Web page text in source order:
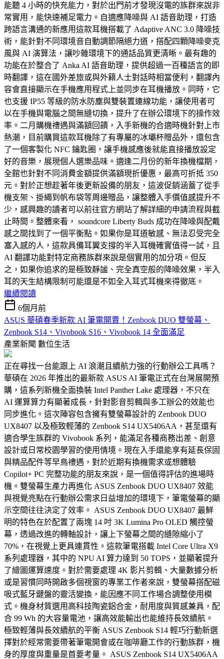
能聽 4 小時的快充能力，對於出門前才發現沒電的族群來說非
常實用，能快速補足電力。自適應降噪與 AI 語音助理，打造
跨語言溝通的新應用這款耳機搭載了 Adaptive ANC 3.0 降噪技
術，能針對不同環境音自動調節隔絕力道，搭配四顆降噪麥克
風與 AI 演算法，讓吵雜環境下的通話品質更清晰。最有趣的
功能在於整合了 Anka AI 語音助理，提供超過一百種語言的即
時翻譯，這在國外差旅或與外籍人士對話時相當便利，翻譯內
容會直接顯示在手機應用程式上並同步在耳機播放。同時，它
也支援 IP55 等級的防水防塵與雙裝置連線功能，讓使用者可
以在手機與電腦之間無縫切換，提升了在辦公環境下的操作效
率。二月購機禮遇與滿額回饋，入手新機的合適時機針對上市
熱潮，目前購買這款耳機除了有專屬的冰壩杯贈品外，還包含
了一個客製化 NFC 鑰匙圈，讓手機感應後就能直接播放設定
好的音樂，展現個人選樂品味。適逢二月份的新年換機檔期，
全館也針對不同消費金額提供滿額現折優惠，最高可折抵 350
元。對於正想趁著年後更新設備的朋友，這波促銷涵蓋了從手
機支架、掛繩到帆布袋等周邊贈品，讓整體入手價值感提升不
少，感興趣的讀者可以前往官方網站了解詳細的申請流程與截
止時間。整體來看， soundcore Liberty Buds 成功在降噪與配戴
感之間找到了一個平衡點。如果你是耳道敏感、無法忍受完全
塞入感的人，這款具備耳翼支撐的半入耳機確實值得一試，且
AI 翻譯功能對特定商務族群來說是個實用的加分項。但反
之，如果你追求的是極致靜謐、完全真空般的降噪效果，半入
耳的天生結構限制可能還是不如全入耳式耳機來得徹底。
繼續閱讀
6個月前
ASUS 華碩春季新款 AI 筆電開賣！Zenbook DUO 雙螢幕、
Zenbook S14、Vivobook S16、Vivobook 14 全面滿足
產業新聞 數位生活
正在尋找一台能跟上 AI 浪潮且續航力強的行動辦公工具嗎？
華碩在 2026 年推出的最新款 ASUS AI 筆電正式在台灣展開預
購，這系列新機全面換裝 Intel Panther Lake 處理器，不只在
AI 運算算力有顯著成長，針對影音剪輯與多工辦公的效能也
同步進化。這次陣容包含擁有雙螢幕設計的 Zenbook DUO
UX8407 以及極致輕薄的 Zenbook S14 UX5406AA，甚至還有
適合學生族群的 Vivobook 系列，能滿足各種商務出差、創意
設計或日常校園學習的使用情境。現在入手還能享有延長保固
與精品配件等早鳥禮遇，對於近期有換機需求或想體驗
Copilot+ PC 完整功能的朋友來說，是一個值得評估的進場時
機。雙螢幕生產力再進化 ASUS Zenbook DUO UX8407 效能
與視覺亮點在行動辦公需求日益增加的環境下，筆電螢幕的顯
示空間往往決定了效率。 ASUS Zenbook DUO UX8407 最鮮
明的特色在於配置了兩塊 14 吋 3K Lumina Pro OLED 觸控螢
幕，透過改進的轉軸設計，讓上下螢幕之間的縫隙縮小了
70%，在視覺上更具連貫性。這款筆電搭載 Intel Core Ultra X9
系列處理器，其中的 NPU AI 算力達到 50 TOPS，並顯著提升
了繪圖運算速度。對於需要處理 4K 影片剪輯、大量數據分析
或是習慣同時開啟多個視窗的專業工作者來說，雙螢幕搭配磁
吸式藍牙鍵盤的靈活變換，能因應不同工作場合調整使用模
式。機身材質選用高科技陶瓷鋁合金，耐用度與質感兼具，配
合 99 Wh 的大容量電池，讓高效能輸出也能維持長效續航。
極致輕薄與長效續航的平衡 ASUS Zenbook S14 輕巧行動新選
擇對於經常需要帶著筆電開會或在咖啡廳工作的行動族群，機
身的厚度與重量是首要考量。 ASUS Zenbook S14 UX5406AA